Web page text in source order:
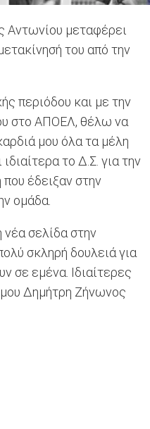
Αντωνίου μεταφέρει
του από την
περιόδου και με την
στο ΑΠΟΕΛ, θέλω να
μου όλα τα μέλη
το Δ.Σ. για την
που έδειξαν στην
ομάδα.
νέα σελίδα στην
σκληρή δουλειά για
σε εμένα. Ιδιαίτερες
Δημήτρη Ζήνωνος